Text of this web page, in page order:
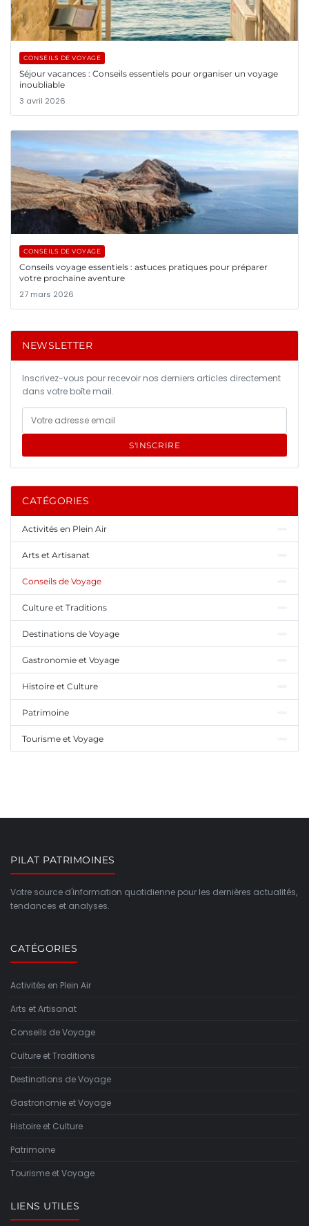
CONSEILS DE VOYAGE
Séjour vacances : Conseils essentiels pour organiser un voyage
inoubliable
3 avril 2026
CONSEILS DE VOYAGE
Conseils voyage essentiels : astuces pratiques pour préparer
votre prochaine aventure
27 mars 2026
NEWSLETTER
Inscrivez-vous pour recevoir nos derniers articles directement
dans votre boîte mail.
S'INSCRIRE
CATÉGORIES
Activités en Plein Air
Arts et Artisanat
Conseils de Voyage
Culture et Traditions
Destinations de Voyage
Gastronomie et Voyage
Histoire et Culture
Patrimoine
Tourisme et Voyage
PILAT PATRIMOINES
Votre source d'information quotidienne pour les dernières actualités,
tendances et analyses.
CATÉGORIES
Activités en Plein Air
Arts et Artisanat
Conseils de Voyage
Culture et Traditions
Destinations de Voyage
Gastronomie et Voyage
Histoire et Culture
Patrimoine
Tourisme et Voyage
LIENS UTILES